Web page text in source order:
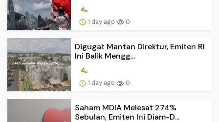
1 day ago 0
Digugat Mantan Direktur, Emiten RI
Ini Balik Mengg...
1 day ago 0
Saham MDIA Melesat 274%
Sebulan, Emiten Ini Diam-D...